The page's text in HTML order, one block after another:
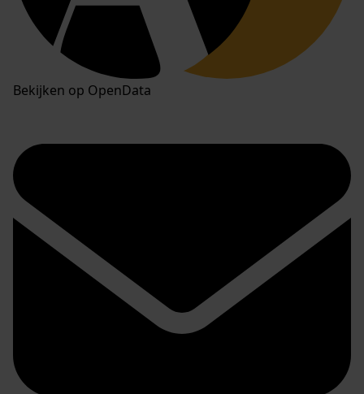
Bekijken op OpenData